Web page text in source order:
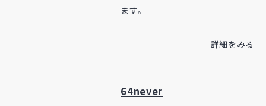
ます。
詳細をみる
64never